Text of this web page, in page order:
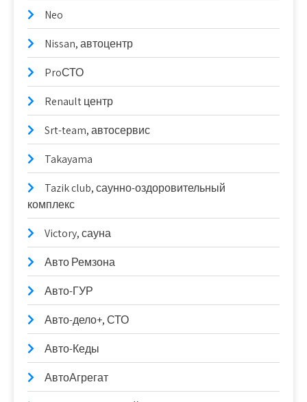
Neo
Nissan, автоцентр
ProСТО
Renault центр
Srt-team, автосервис
Takayama
Tazik club, саунно-оздоровительный
комплекс
Victory, сауна
Авто Ремзона
Авто-ГУР
Авто-дело+, СТО
Авто-Кеды
АвтоАгрегат